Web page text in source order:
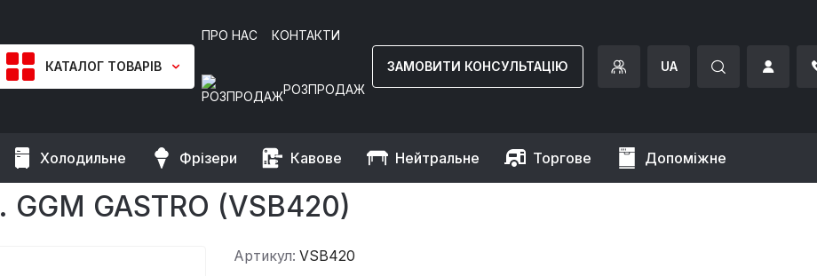
КАТАЛОГ ТОВАРІВ
ПРО НАС КОНТАКТИ
РОЗПРОДАЖ
ЗАМОВИТИ КОНСУЛЬТАЦІЮ UA
Холодильне Фрізери Кавове Нейтральне Торгове Допоміжне
Вакууматори Вакууматор 20 м³/год. GGM Gastro
GASTRO (VSB420)
Артикул: VSB420